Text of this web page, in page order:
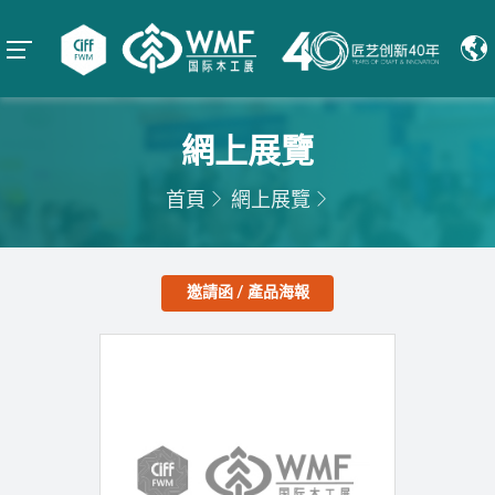
網上展覽
首頁 網上展覽
邀請函 / 產品海報